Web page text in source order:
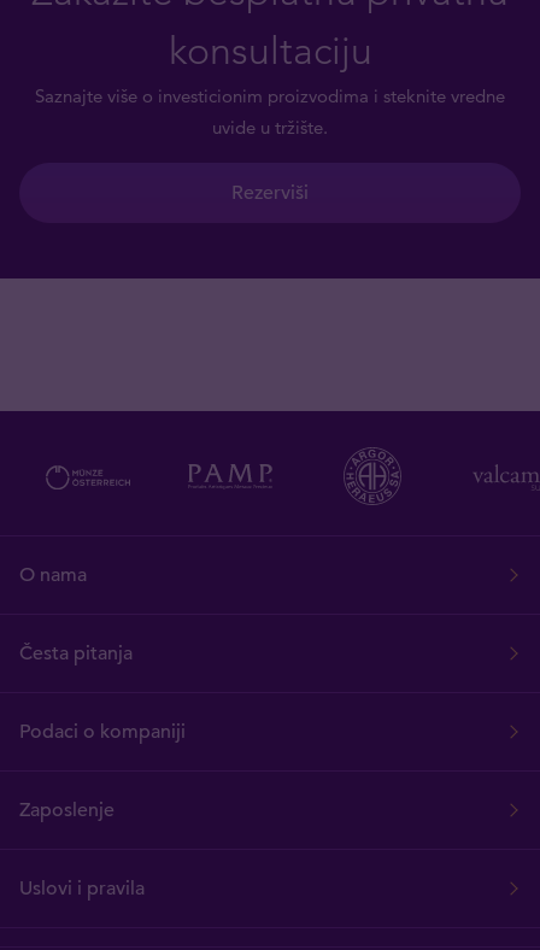
konsultaciju
Saznajte više o investicionim proizvodima i steknite vredne
uvide u tržište.
Rezerviši
O nama
Česta pitanja
Podaci o kompaniji
Zaposlenje
Uslovi i pravila